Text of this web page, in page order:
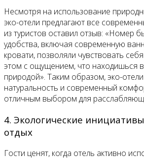
Несмотря на использование
эко-отели предлагают все
из туристов оставил отзыв: «Номер
удобства, включая современную
кровати, позволяли чувствовать
этом с ощущением, что находишься
природой». Таким образом, эко-
натуральность и современный
отличным выбором для
4. Экологические
отдых
Гости ценят, когда отель активно